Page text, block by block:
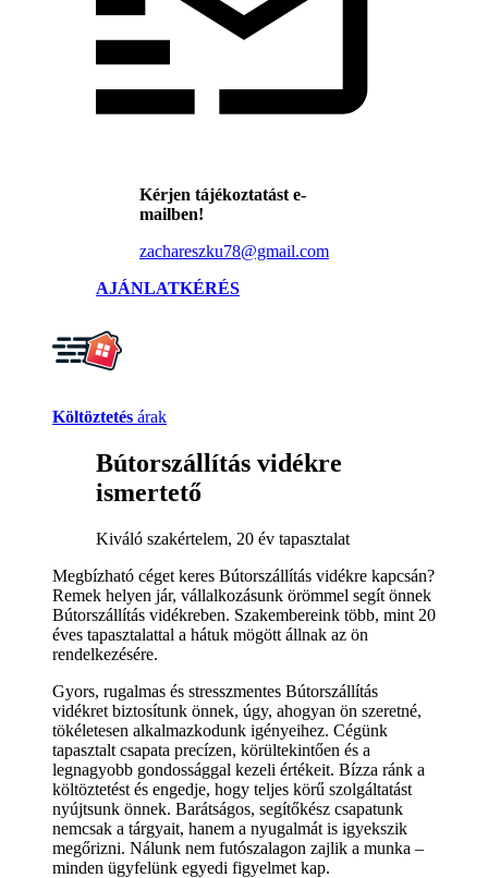
Kérjen tájékoztatást e-
mailben!
zachareszku78@gmail.com
AJÁNLATKÉRÉS
Költöztetés árak
Bútorszállítás vidékre
ismertető
Kiváló szakértelem, 20 év tapasztalat
Megbízható céget keres Bútorszállítás vidékre kapcsán?
Remek helyen jár, vállalkozásunk örömmel segít önnek
Bútorszállítás vidékreben. Szakembereink több, mint 20
éves tapasztalattal a hátuk mögött állnak az ön
rendelkezésére.
Gyors, rugalmas és stresszmentes Bútorszállítás
vidékret biztosítunk önnek, úgy, ahogyan ön szeretné,
tökéletesen alkalmazkodunk igényeihez. Cégünk
tapasztalt csapata precízen, körültekintően és a
legnagyobb gondossággal kezeli értékeit. Bízza ránk a
költöztetést és engedje, hogy teljes körű szolgáltatást
nyújtsunk önnek. Barátságos, segítőkész csapatunk
nemcsak a tárgyait, hanem a nyugalmát is igyekszik
megőrizni. Nálunk nem futószalagon zajlik a munka –
minden ügyfelünk egyedi figyelmet kap.